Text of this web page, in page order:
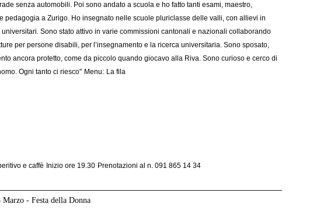
senza automobili. Poi sono andato a scuola e ho fatto tanti esami, maestro,
pedagogia a Zurigo. Ho insegnato nelle scuole pluriclasse delle valli, con allievi in
Sono stato attivo in varie commissioni cantonali e nazionali collaborando
per persone disabili, per l’insegnamento e la ricerca universitaria. Sono sposato,
ancora protetto, come da piccolo quando giocavo alla Riva. Sono curioso e cerco di
Ogni tanto ci riesco" Menu: La fila
e caffè Inizio ore 19.30 Prenotazioni al n. 091 865 14 34
- Festa della Donna